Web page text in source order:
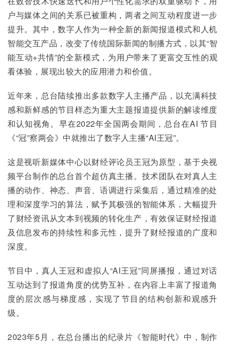
户与媒体之间的关系已被重构，两者之间互动程度进一步
提升。其中，数字人作为一种全新的新闻报道模式和人机
智能交互产品，改变了传统国际新闻的制播方式，以其“智
能互动+共情”的全新模式，为用户带来了更富交互性的观
看体验，展现出较大的应用潜力和价值。
近年来，总台陆续推出多款数字人主播产品，以充满科技
感和新鲜感的节目样态为重大主题报道提供新的解读维度
和认知视角。早在2022年全国两会期间，总台在AI 节目
《“冠”察两会》中就推出了数字人主播“AI王冠”。
这是视听新媒体中心以财经评论员王冠为原型，基于央视
频平台制作的总台首个超仿真主播。技术团队在对真人主
播的动作、神态、声音、语调进行采集后，通过精准的处
理和深度学习的算法，赋予其极强的智能体系，大幅提升
了财经资讯从文本到视频的转化生产，有效保证财经报道
及信息发布的持续性和多元性，提升了财经报道的广度和
深度。
节目中，真人王冠和虚拟人“AI王冠”同屏播报，通过对话
互动达到了报道角度的优势互补，在内容上丰富了报道角
度的层次感与梯度感，实现了节目的结构创新和观感升
级。
2023年5月，在总台播出的纪录片《智能时代》中，制作